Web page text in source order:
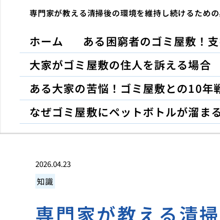
専門家が教える清掃後の環境を維持し続けるため
ホーム
ある困窮者のゴミ屋敷！
大家がゴミ屋敷の住人を訴える場合
ある大家の苦悩！ゴミ屋敷との10年
なぜゴミ屋敷にペットボトルが溜ま
2026.04.23
知識
専門家が教える清